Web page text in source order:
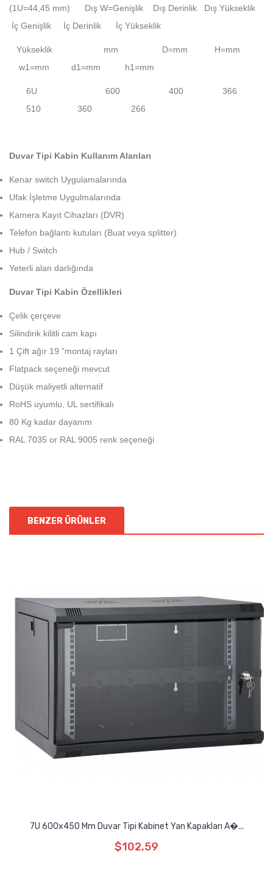
(1U=44,45 mm) Dış W=Genişlik Dış Derinlik Dış Yükseklik
İç Genişlik İç Derinlik İç Yükseklik
Yükseklik mm D=mm H=mm
w1=mm d1=mm h1=mm
6U 600 400 366
510 360 266
Duvar Tipi Kabin Kullanım Alanları
Kenar switch Uygulamalarında
Ufak İşletme Uygulmalarında
Kamera Kayıt Cihazları (DVR)
Telefon bağlantı kutuları (Buat veya splitter)
Hub / Switch
Yeterli alan darlığında
Duvar Tipi Kabin Özellikleri
Çelik çerçeve
Silindirik kilitli cam kapı
1 Çift ağır 19 ”montaj rayları
Flatpack seçeneği mevcut
Düşük maliyetli alternatif
RoHS uyumlu, UL sertifikalı
80 Kg kadar dayanım
RAL 7035 or RAL 9005 renk seçeneği
BENZER ÜRÜNLER
7U 600x450 Mm Duvar Tipi Kabinet Yan Kapakları A�...
$102,59